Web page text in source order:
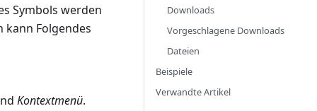
Symbols werden
kann Folgendes
Kontextmenü.
Downloads
Vorgeschlagene Downloads
Dateien
Beispiele
Verwandte Artikel